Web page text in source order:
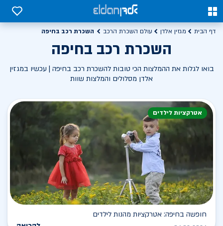
0
0
דף הבית מגזין אלדן עולם השכרת הרכב השכרת רכב בחיפה
השכרת רכב בחיפה
בואו לגלות את ההמלצות הכי טובות להשכרת רכב בחיפה | עכשיו במגזין
אלדן מסלולים והמלצות שוות
אטרקציות לילדים
חופשה בחיפה: אטרקציות מהנות לילדים